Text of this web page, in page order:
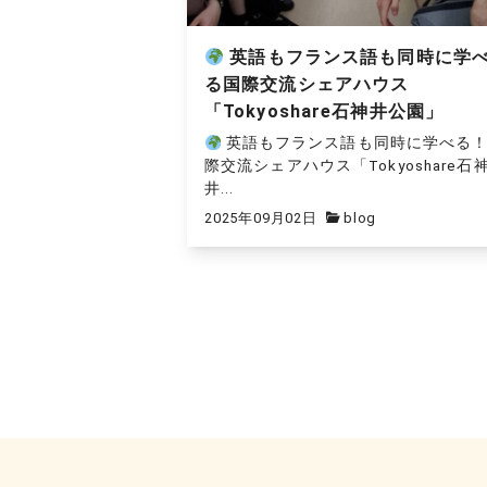
英語もフランス語も同時に学
る国際交流シェアハウス
「Tokyoshare石神井公園」
英語もフランス語も同時に学べる
際交流シェアハウス「Tokyoshare石神
井...
2025年09月02日 blog